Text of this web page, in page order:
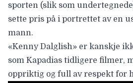
sporten (slik som
sette pris på i portrettet av en
mann.
«Kenny Dalglish» er kanskje
som Kapadias tidligere filmer,
oppriktig og full av respekt for